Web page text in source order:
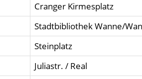
Cranger Kirmesplatz
Stadtbibliothek Wanne/
Steinplatz
Juliastr. / Real